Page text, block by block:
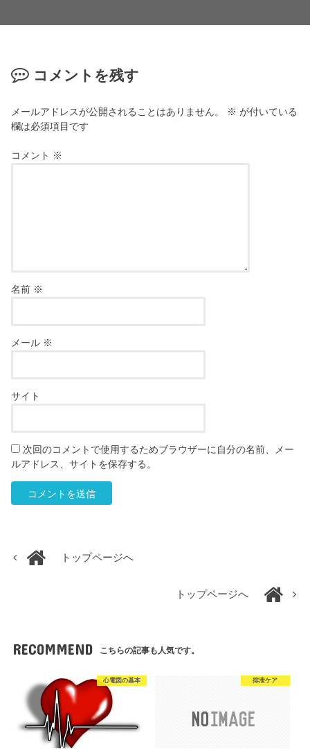
コメントを残す
メールアドレスが公開されることはありません。 ※ が付いている
欄は必須項目です
コメント ※
名前 ※
メール ※
サイト
次回のコメントで使用するためブラウザーに自分の名前、メー
ルアドレス、サイトを保存する。
トップページへ
トップページへ
RECOMMEND こちらの記事も人気です。
心電図の基本 排泄ケア